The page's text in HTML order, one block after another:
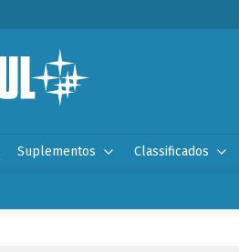
Suplementos Classificados